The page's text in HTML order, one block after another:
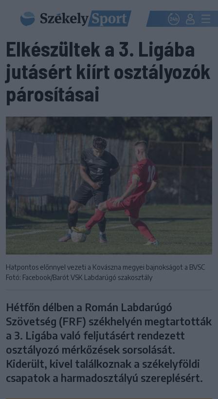
Elkészültek a 3. Ligába
jutásért kiírt osztályozók
párosításai
Hatpontos előnnyel vezeti a Kovászna megyei bajnokságot a BVSC
Fotó: Facebook/Barót VSK Labdarúgó szakosztály
Hétfőn délben a Román Labdarúgó
Szövetség (FRF) székhelyén megtartották
a 3. Ligába való feljutásért rendezett
osztályozó mérkőzések sorsolását.
Kiderült, kivel találkoznak a székelyföldi
csapatok a harmadosztályú szereplésért.